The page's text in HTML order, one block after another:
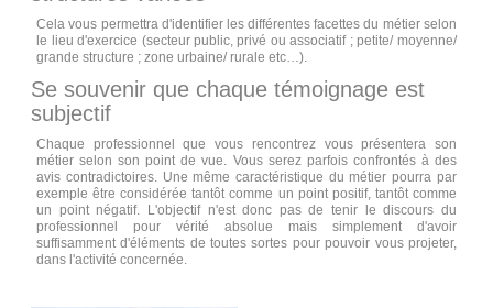
Cela vous permettra d'identifier les différentes facettes du métier selon
le lieu d'exercice (secteur public, privé ou associatif ; petite/ moyenne/
grande structure ; zone urbaine/ rurale etc…).
Se souvenir que chaque témoignage est
subjectif
Chaque professionnel que vous rencontrez vous présentera son
métier selon son point de vue. Vous serez parfois confrontés à des
avis contradictoires. Une même caractéristique du métier pourra par
exemple être considérée tantôt comme un point positif, tantôt comme
un point négatif. L'objectif n'est donc pas de tenir le discours du
professionnel pour vérité absolue mais simplement d'avoir
suffisamment d'éléments de toutes sortes pour pouvoir vous projeter,
dans l'activité concernée.